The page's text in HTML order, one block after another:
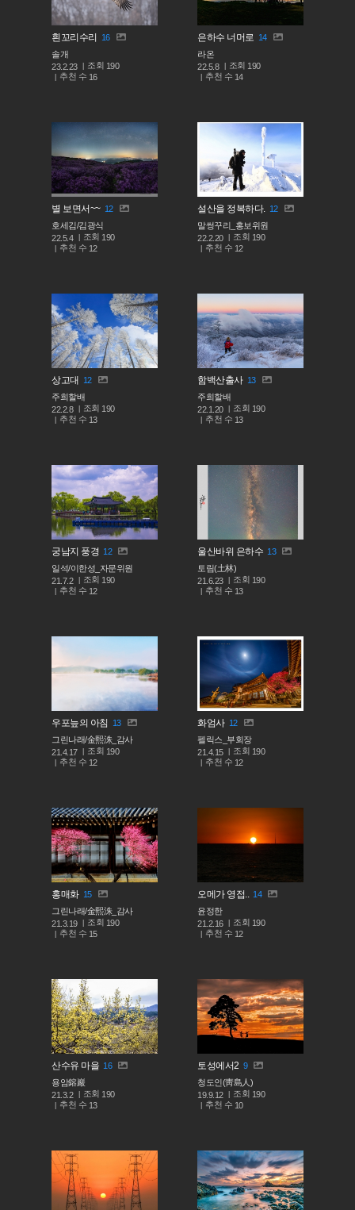
흰꼬리수리 16
솔개
23.2.23
조회 190
추천 수 16
은하수 너머로
14
라온
22.5.8
조회 190
추천 수 14
별 보면서~~ 12
호세김/김광식
22.5.4
조회 190
추천 수 12
설산을 정복하다.
12
말썽꾸리_홍보위원
22.2.20
조회 190
추천 수 12
상고대 12
주희할배
22.2.8
조회 190
추천 수 13
함백산출사 13
주희할배
22.1.20
조회 190
추천 수 13
궁남지 풍경 12
일석/이한성_자문위원
21.7.2
조회 190
추천 수 12
울산바위 은하수 13
토림(土林)
21.6.23
조회 190
추천 수 13
우포늪의 아침 13
그린나래/金熙洙_감사
21.4.17
조회 190
추천 수 12
화엄사 12
펠릭스_부회장
21.4.15
조회 190
추천 수 12
홍매화 15
그린나래/金熙洙_감사
21.3.19
조회 190
추천 수 15
오메가 영접..
14
윤정한
21.2.16
조회 190
추천 수 12
산수유 마을 16
용암鎔巖
21.3.2
조회 190
추천 수 13
토성에서2 9
청도인(靑島人)
19.9.12
조회 190
추천 수 10